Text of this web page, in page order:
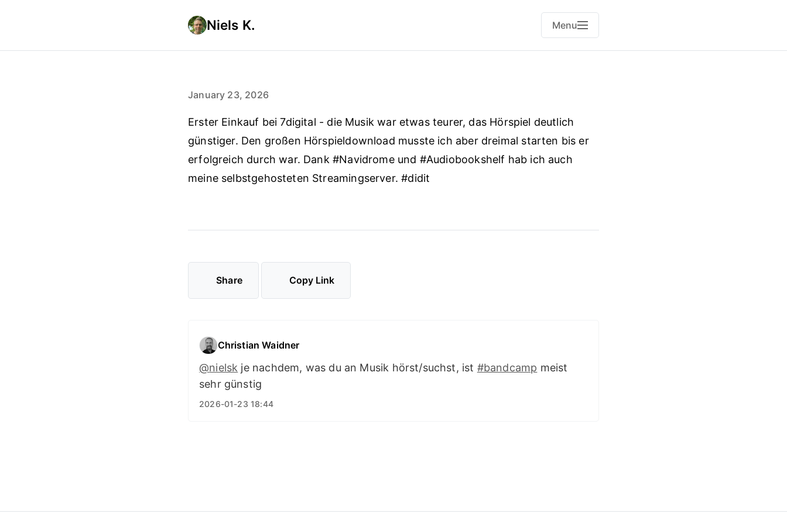
Niels K. Menu
January 23, 2026
Erster Einkauf bei 7digital - die Musik war etwas teurer, das Hörspiel deutlich
günstiger. Den großen Hörspieldownload musste ich aber dreimal starten bis er
erfolgreich durch war. Dank #Navidrome und #Audiobookshelf hab ich auch
meine selbstgehosteten Streamingserver. #didit
Share Copy Link
Christian Waidner
@nielsk je nachdem, was du an Musik hörst/suchst, ist #bandcamp meist
sehr günstig
2026-01-23 18:44